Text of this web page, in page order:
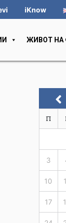
iKnow
ЖИВОТ НА
П
3
10
17